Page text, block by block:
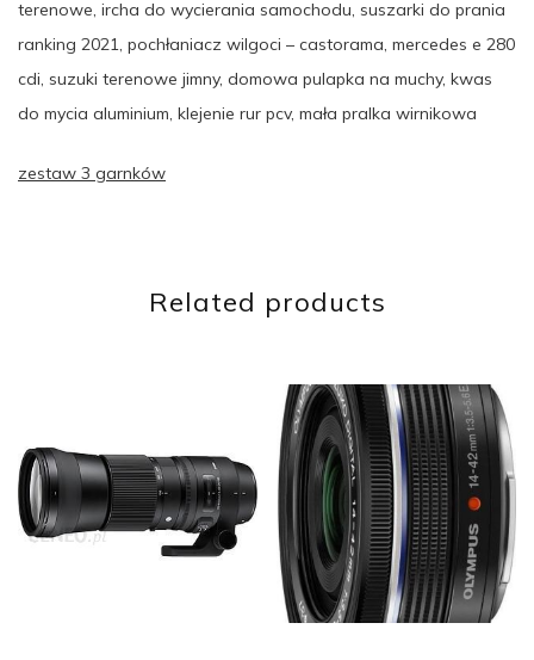
terenowe, ircha do wycierania samochodu, suszarki do prania
ranking 2021, pochłaniacz wilgoci – castorama, mercedes e 280
cdi, suzuki terenowe jimny, domowa pulapka na muchy, kwas
do mycia aluminium, klejenie rur pcv, mała pralka wirnikowa
zestaw 3 garnków
Related products